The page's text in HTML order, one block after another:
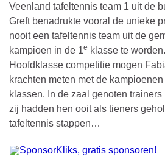
Veenland tafeltennis team 1 uit de
Greft benadrukte vooral de unieke
nooit een tafeltennis team uit de
kampioen in de 1e klasse te
Hoofdklasse competitie mogen
krachten meten met de
klassen. In de zaal genoten
zij hadden hen ooit als tieners
tafeltennis stappen…